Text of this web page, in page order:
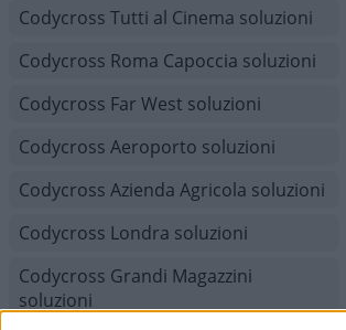
Codycross Tutti al Cinema soluzioni
Codycross Roma Capoccia soluzioni
Codycross Far West soluzioni
Codycross Aeroporto soluzioni
Codycross Azienda Agricola soluzioni
Codycross Londra soluzioni
Codycross Grandi Magazzini
soluzioni